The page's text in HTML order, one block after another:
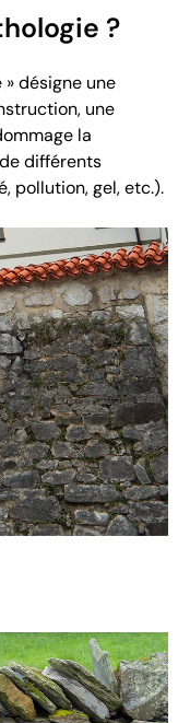
?
désigne une
une
la
différents
pollution, gel, etc.).